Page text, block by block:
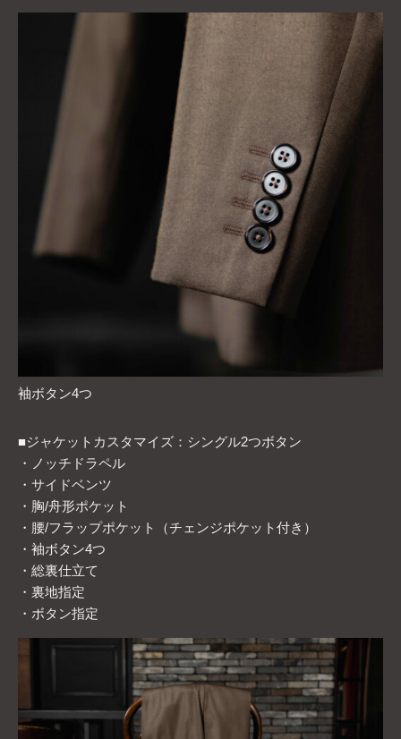
袖ボタン4つ
■ジャケットカスタマイズ：シングル2つボタン
・ノッチドラペル
・サイドベンツ
・胸/舟形ポケット
・腰/フラップポケット（チェンジポケット付き）
・袖ボタン4つ
・総裏仕立て
・裏地指定
・ボタン指定